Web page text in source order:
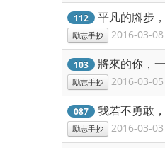
112 平凡的腳步
勵志手抄 2016-03-
103 將來的你，
勵志手抄 2016-03-
087 我若不勇敢
勵志手抄 2016-03-